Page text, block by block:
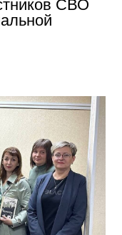
СВО